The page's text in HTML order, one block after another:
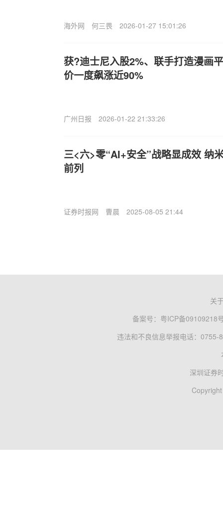
海外网 何三畏 2026-01-27 15:01:26
获?迪士尼入股2%、联手打造漫画
价一度飙涨近90%
广州日报 2026-01-22 21:33:26
三<六>零“AI+安全”战略显成效 纳
前列
证券时报网 曹晨 2025-08-05 21:44
关
备案号： 粤ICP备09109218
违法和不良信息举报电话：0755-
深圳证券